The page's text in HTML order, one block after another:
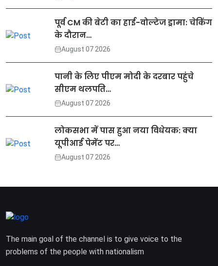
पूर्व CM की बेटी का हाई-वोल्टेज ड्रामा: चेकिंग
के दौरान…
August 07 2026
पानी के लिए पीएम मोदी के दरबार पहुंचे
सीएम थलपति…
August 07 2026
लोकसभा में पास हुआ नया विधेयक: क्या
यूपीआई पेमेंट पर…
August 07 2026
The main goal of the channel is to give voice to the
problems of the people with nationalism